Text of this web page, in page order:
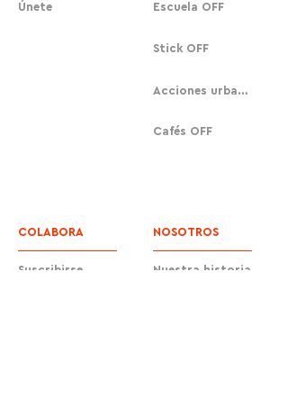
Únete Escuela OFF
Stick OFF
Acciones urbanas
Cafés OFF
COLABORA
Suscribirse
NOSOTROS
Nuestra historia